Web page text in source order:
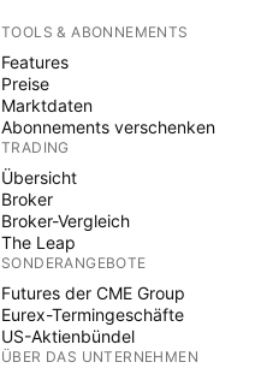
TOOLS & ABONNEMENTS
Features
Preise
Marktdaten
Abonnements verschenken
TRADING
Übersicht
Broker
Broker-Vergleich
The Leap
SONDERANGEBOTE
Futures der CME Group
Eurex-Termingeschäfte
US-Aktienbündel
ÜBER DAS UNTERNEHMEN